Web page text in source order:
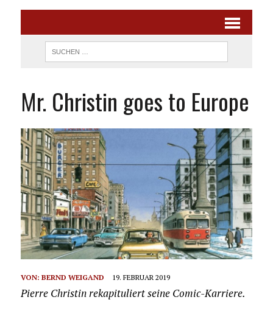
Mr. Christin goes to Europe
VON: BERND WEIGAND 19. FEBRUAR 2019
Pierre Christin rekapituliert seine Comic-Karriere.